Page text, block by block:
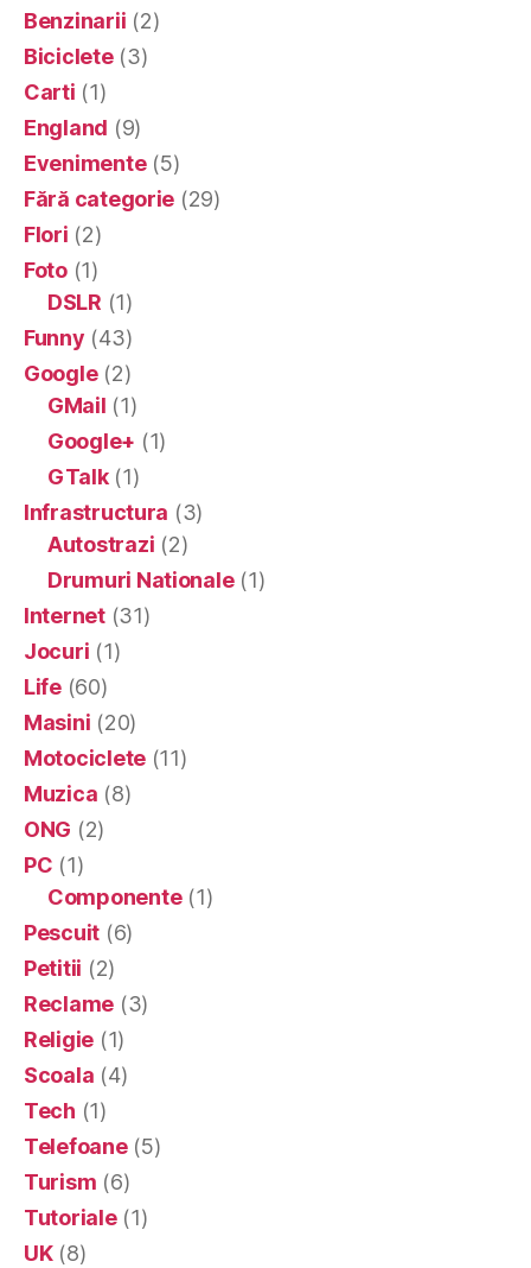
Benzinarii (2)
Biciclete(3)
Carti (1)
England (9)
Evenimente(5)
Fără categorie (29)
Flori (2)
Foto(1)
DSLR (1)
Funny (43)
Google(2)
GMail (1)
Google+ (1)
GTalk(1)
Infrastructura (3)
Autostrazi (2)
Drumuri Nationale(1)
Internet(31)
Jocuri (1)
Life(60)
Masini (20)
Motociclete (11)
Muzica (8)
ONG (2)
PC (1)
Componente(1)
Pescuit (6)
Petitii (2)
Reclame (3)
Religie (1)
Scoala (4)
Tech (1)
Telefoane(5)
Turism (6)
Tutoriale(1)
UK(8)